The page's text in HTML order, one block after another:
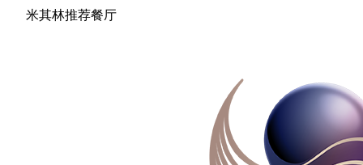
米其林推荐餐厅